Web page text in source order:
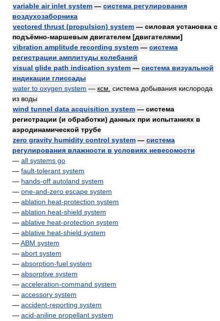
variable air inlet system — система регулирования
воздухозаборника
vectored thrust (propulsion) system — силовая установка с
подъёмно-маршевым двигателем [двигателями]
vibration amplitude recording system — система
регистрации амплитуды колебаний
visual glide path indication system — система визуальной
индикации глиссады
water to oxygen system — ксм. система добывания кислорода
из воды
wind tunnel data acquisition system — система
регистрации (и обработки) данных при испытаниях в
аэродинамической трубе
zero gravity humidity control system — система
регулирования влажности в условиях невесомости
— all systems go
— fault-tolerant system
— hands-off autoland system
— one-and-zero escape system
— ablation heat-protection system
— ablation heat-shield system
— ablative heat-protection system
— ablative heat-shield system
—ABM system
— abort system
— absorption-fuel system
— absorptive system
— acceleration-command system
— accessory system
— accident-reporting system
— acid-aniline propellant system